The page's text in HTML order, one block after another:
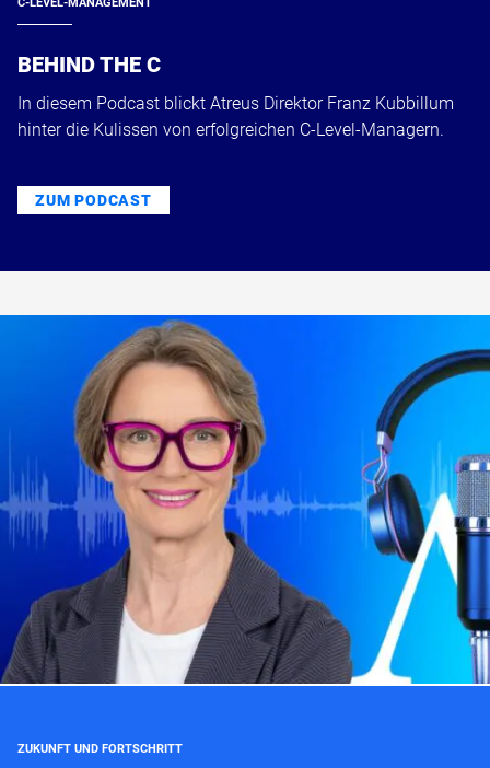
C-LEVEL-MANAGEMENT
BEHIND THE C
In diesem Podcast blickt Atreus Direktor Franz Kubbillum
hinter die Kulissen von erfolgreichen C-Level-Managern.
ZUM PODCAST
ZUKUNFT UND FORTSCHRITT